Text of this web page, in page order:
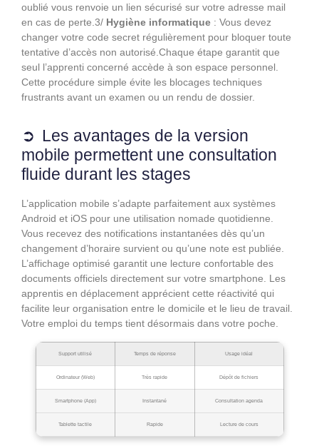
oublié vous renvoie un lien sécurisé sur votre adresse mail
en cas de perte.3/ Hygiène informatique : Vous devez
changer votre code secret régulièrement pour bloquer toute
tentative d’accès non autorisé.Chaque étape garantit que
seul l’apprenti concerné accède à son espace personnel.
Cette procédure simple évite les blocages techniques
frustrants avant un examen ou un rendu de dossier.
Les avantages de la version
mobile permettent une consultation
fluide durant les stages
L’application mobile s’adapte parfaitement aux systèmes
Android et iOS pour une utilisation nomade quotidienne.
Vous recevez des notifications instantanées dès qu’un
changement d’horaire survient ou qu’une note est publiée.
L’affichage optimisé garantit une lecture confortable des
documents officiels directement sur votre smartphone. Les
apprentis en déplacement apprécient cette réactivité qui
facilite leur organisation entre le domicile et le lieu de travail.
Votre emploi du temps tient désormais dans votre poche.
Support utilisé Temps de réponse Usage idéal
Ordinateur (Web) Très rapide Dépôt de fichiers
Smartphone (App) Instantané Consultation agenda
Tablette tactile Rapide Lecture de cours